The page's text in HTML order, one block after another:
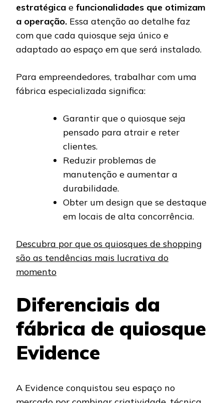
estratégica e funcionalidades que otimizam
a operação. Essa atenção ao detalhe faz
com que cada quiosque seja único e
adaptado ao espaço em que será instalado.
Para empreendedores, trabalhar com uma
fábrica especializada significa:
Garantir que o quiosque seja
pensado para atrair e reter
clientes.
Reduzir problemas de
manutenção e aumentar a
durabilidade.
Obter um design que se destaque
em locais de alta concorrência.
Descubra por que os quiosques de shopping
são as tendências mais lucrativa do
momento
Diferenciais da
fábrica de quiosque
Evidence
A Evidence conquistou seu espaço no